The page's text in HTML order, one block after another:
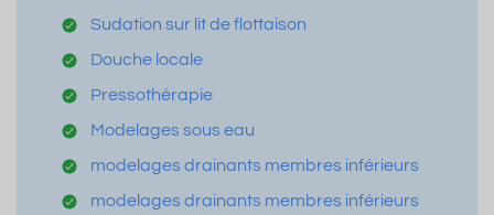
Sudation sur lit de flottaison
Douche locale
Pressothérapie
Modelages sous eau
modelages drainants membres inférieurs
modelages drainants membres inférieurs